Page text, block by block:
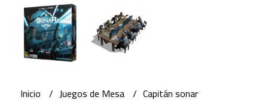
Inicio Juegos de Mesa Capitán sonar